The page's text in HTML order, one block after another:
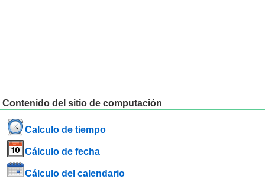
Contenido del sitio de computación
Calculo de tiempo
Cálculo de fecha
Cálculo del calendario